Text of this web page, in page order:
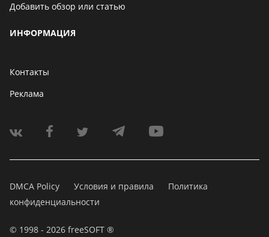
Добавить обзор или статью
ИНФОРМАЦИЯ
Контакты
Реклама
DMCA Policy Условия и правила
Политика
конфиденциальности
© 1998 - 2026 freeSOFT ®